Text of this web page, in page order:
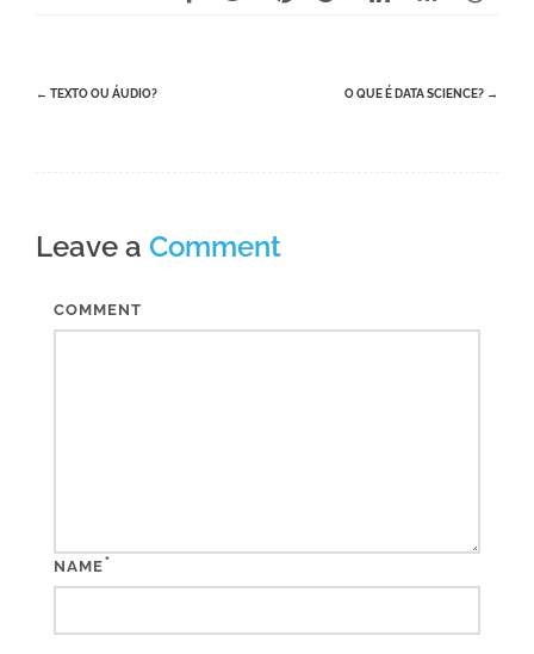
Post
← TEXTO OU ÁUDIO? O QUE É DATA SCIENCE? →
Leave a Comment
COMMENT
NAME*